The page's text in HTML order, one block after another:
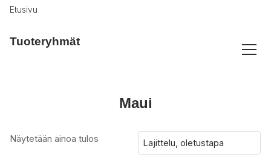
Etusivu
Tuoteryhmät
Maui
Näytetään ainoa tulos